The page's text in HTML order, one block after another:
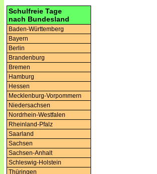
Schulfreie Tage
nach Bundesland
Baden-Württemberg
Bayern
Berlin
Brandenburg
Bremen
Hamburg
Hessen
Mecklenburg-Vorpommern
Niedersachsen
Nordrhein-Westfalen
Rheinland-Pfalz
Saarland
Sachsen
Sachsen-Anhalt
Schleswig-Holstein
Thüringen